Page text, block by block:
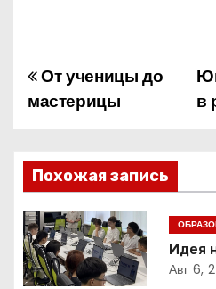
Н
в
и
г
а
в
От ученицы до
мастерицы
Похожая запись
Идея
Авг 6,